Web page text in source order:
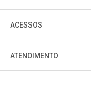
ACESSOS
ATENDIMENTO